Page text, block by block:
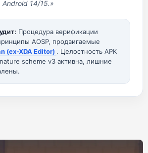
Android 14/15.»
Процедура верификации
AOSP, продвигаемые
(ex-XDA Editor) . Целостность APK
scheme v3 активна, лишние